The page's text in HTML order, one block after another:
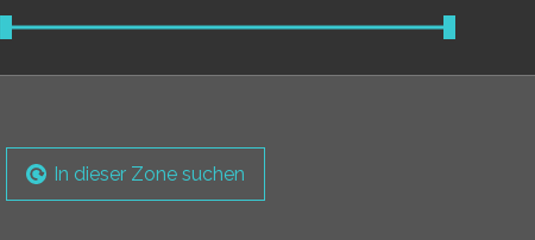
In dieser Zone suchen